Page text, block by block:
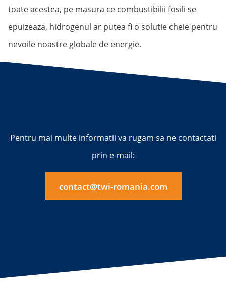
toate acestea, pe masura ce combustibilii fosili se
epuizeaza, hidrogenul ar putea fi o solutie cheie pentru
nevoile noastre globale de energie.
Pentru mai multe informatii va rugam sa ne contactati
prin e-mail:
contact@twi-romania.com